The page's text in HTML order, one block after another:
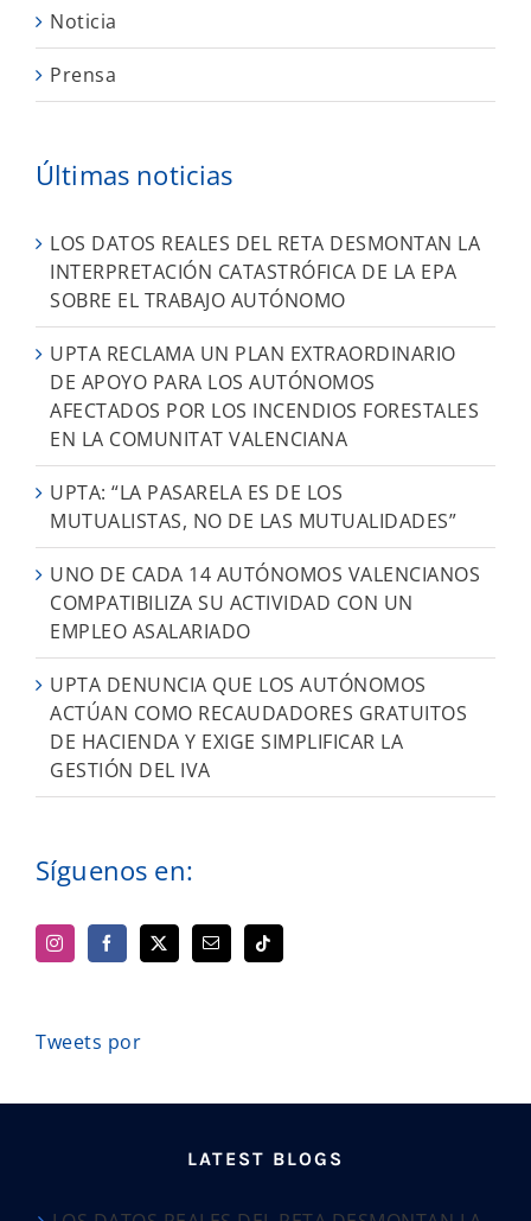
Noticia
Prensa
Últimas noticias
LOS DATOS REALES DEL RETA DESMONTAN LA
INTERPRETACIÓN CATASTRÓFICA DE LA EPA
SOBRE EL TRABAJO AUTÓNOMO
UPTA RECLAMA UN PLAN EXTRAORDINARIO
DE APOYO PARA LOS AUTÓNOMOS
AFECTADOS POR LOS INCENDIOS FORESTALES
EN LA COMUNITAT VALENCIANA
UPTA: “LA PASARELA ES DE LOS
MUTUALISTAS, NO DE LAS MUTUALIDADES”
UNO DE CADA 14 AUTÓNOMOS VALENCIANOS
COMPATIBILIZA SU ACTIVIDAD CON UN
EMPLEO ASALARIADO
UPTA DENUNCIA QUE LOS AUTÓNOMOS
ACTÚAN COMO RECAUDADORES GRATUITOS
DE HACIENDA Y EXIGE SIMPLIFICAR LA
GESTIÓN DEL IVA
Síguenos en:
Tweets por
LATEST BLOGS